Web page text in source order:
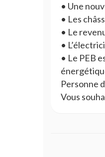
• Une
• Les
• Le
•
• Le PEB
Personne
Vous